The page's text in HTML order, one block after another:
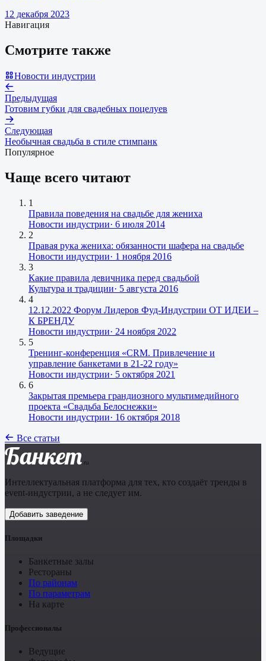
12 декабря 2023
Навигация
Смотрите также
Новости индустрии
Предыдущая
Готовим губки для свадебных поцелуев
Следующая
Необычная свадьба в стиле стимпанк
Популярное
Чаще всего читают
1
Правила поведения на свадьбе для жениха
Новости индустрии· 6 июля 2014
2
Правая рука жениха: обязанности шафера на свадьбе
Новости индустрии· 1 ноября 2016
3
Какие правила девичника перед свадьбой
Культура и традиции· 5 августа 2016
4
12.12.2022 Форум Лидеров Фуд-Индустрии ОТ ИДЕИ –
К БРЕНДУ
Новости индустрии· 24 ноября 2022
5
Тренинг-конференция «CRM. Привлечение и
управление банкетами в 21-22 году»
Новости индустрии· 5 октября 2021
6
Закрытая премьера грандиозного мультимедийного
проекта «Свадьба Белоснежки»
Новости индустрии· 16 октября 2018
Все статьи
Банкет .ru
Интеллектуальная платформа для тех, кто создаёт тренды в
event-индустрии, а не следует им.
Добавить заведение
Площадки
Банкетные залы
Рестораны
По районам
По параметрам
На карте
Профессионалы
Ведущие